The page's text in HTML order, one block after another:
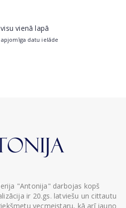
vienā lapā
datu ielāde
"Antonija" darbojas kopš
ir 20.gs. latviešu un cittautu
vecmeistaru, kā arī jauno